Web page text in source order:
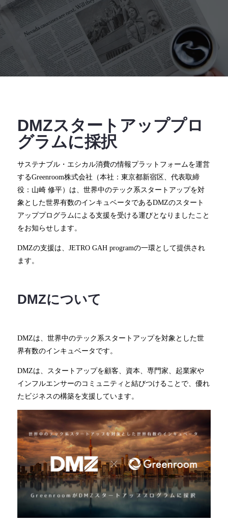
DMZスタートアッププロ
グラムに採択
サステナブル・エシカル消費の情報プラットフォームを運営
するGreenroom株式会社（本社：東京都新宿区、代表取締
役：⼭崎 修平）は、世界中のテック系スタートアップを対
象とした世界有数のインキュベータであるDMZのスタート
アッププログラムによる支援を受ける運びとなりましたこと
をお知らせします。
DMZの支援は、JETRO GAH programの一環として提供され
ます。
DMZについて
DMZは、世界中のテック系スタートアップを対象とした世
界有数のインキュベータです。
DMZは、スタートアップを顧客、資本、専門家、起業家や
インフルエンサーのコミュニティと結びつけることで、優れ
たビジネスの構築を支援しています。